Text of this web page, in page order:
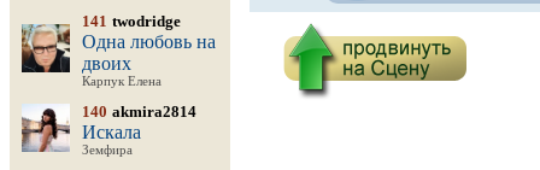
141 twodridge
Одна любовь на
двоих
Карпук Елена
140 akmira2814
Искала
Земфира